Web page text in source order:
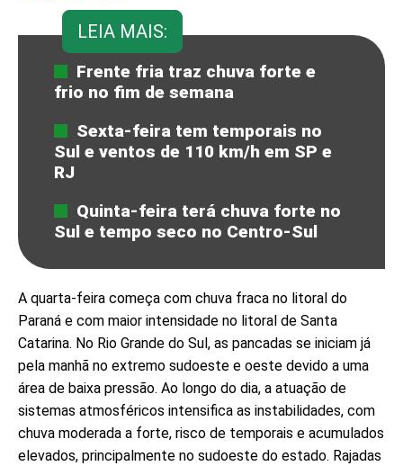
LEIA MAIS:
Frente fria traz chuva forte e
frio no fim de semana
Sexta-feira tem temporais no
Sul e ventos de 110 km/h em SP e
RJ
Quinta-feira terá chuva forte no
Sul e tempo seco no Centro-Sul
A quarta-feira começa com chuva fraca no litoral do
Paraná e com maior intensidade no litoral de Santa
Catarina. No Rio Grande do Sul, as pancadas se iniciam já
pela manhã no extremo sudoeste e oeste devido a uma
área de baixa pressão. Ao longo do dia, a atuação de
sistemas atmosféricos intensifica as instabilidades, com
chuva moderada a forte, risco de temporais e acumulados
elevados, principalmente no sudoeste do estado. Rajadas